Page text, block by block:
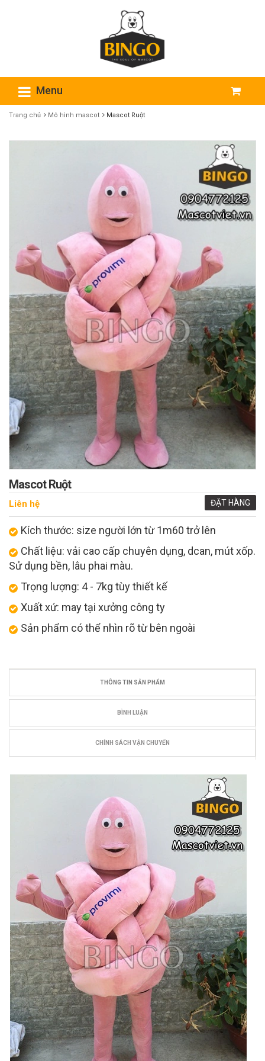
Menu
Trang chủ Mô hình mascot Mascot Ruột
Mascot Ruột
ĐẶT HÀNG
Liên hệ
Kích thước: size người lớn từ 1m60 trở lên
Chất liệu: vải cao cấp chuyên dụng, dcan, mút xốp.
Sử dụng bền, lâu phai màu.
Trọng lượng: 4 - 7kg tùy thiết kế
Xuất xứ: may tại xưởng công ty
Sản phẩm có thể nhìn rõ từ bên ngoài
THÔNG TIN SẢN PHẨM
BÌNH LUẬN
CHÍNH SÁCH VẬN CHUYỂN